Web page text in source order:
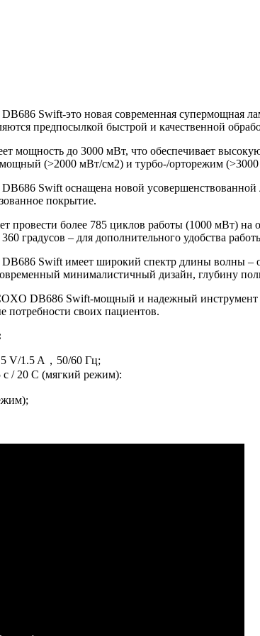
Swift-это новая современная супермощная
предпосылкой быстрой и качественной
мощность до 3000 мВт, что обеспечивает
(>2000 мВт/см2) и турбо-/орторежим
Swift оснащена новой усовершенствованной
покрытие.
провести более 785 циклов работы (1000 мВт)
градусов – для дополнительного удобства
Swift имеет широкий спектр длины волны –
минималистичный дизайн, глубину
DB686 Swift-мощный и надежный инструмент
потребности своих пациентов.
V/1.5 A，50/60 Гц;
/ 20 С (мягкий режим):